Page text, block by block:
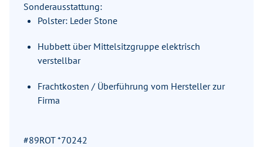
Sonderausstattung:
Polster: Leder Stone
Hubbett über Mittelsitzgruppe elektrisch
verstellbar
Frachtkosten / Überführung vom Hersteller zur
Firma
#89ROT *70242